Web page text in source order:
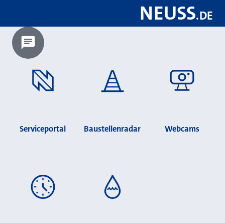
NEUSS.DE
Chatbot laden?
Serviceportal Baustellenradar Webcams